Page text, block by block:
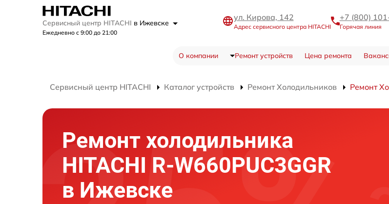
Сервисный центр HITACHI в Ижевске
Ежедневно с 9:00 до 21:00
ул. Кирова, 142
Адрес сервисного центра HITACHI
+7 (800)
Горячая линия
О компании Ремонт устройств Цена ремонта
Сервисный центр HITACHI Каталог устройств Ремонт Холодильников Ремонт
Ремонт холодильника
HITACHI R-W660PUC3GGR
в Ижевске